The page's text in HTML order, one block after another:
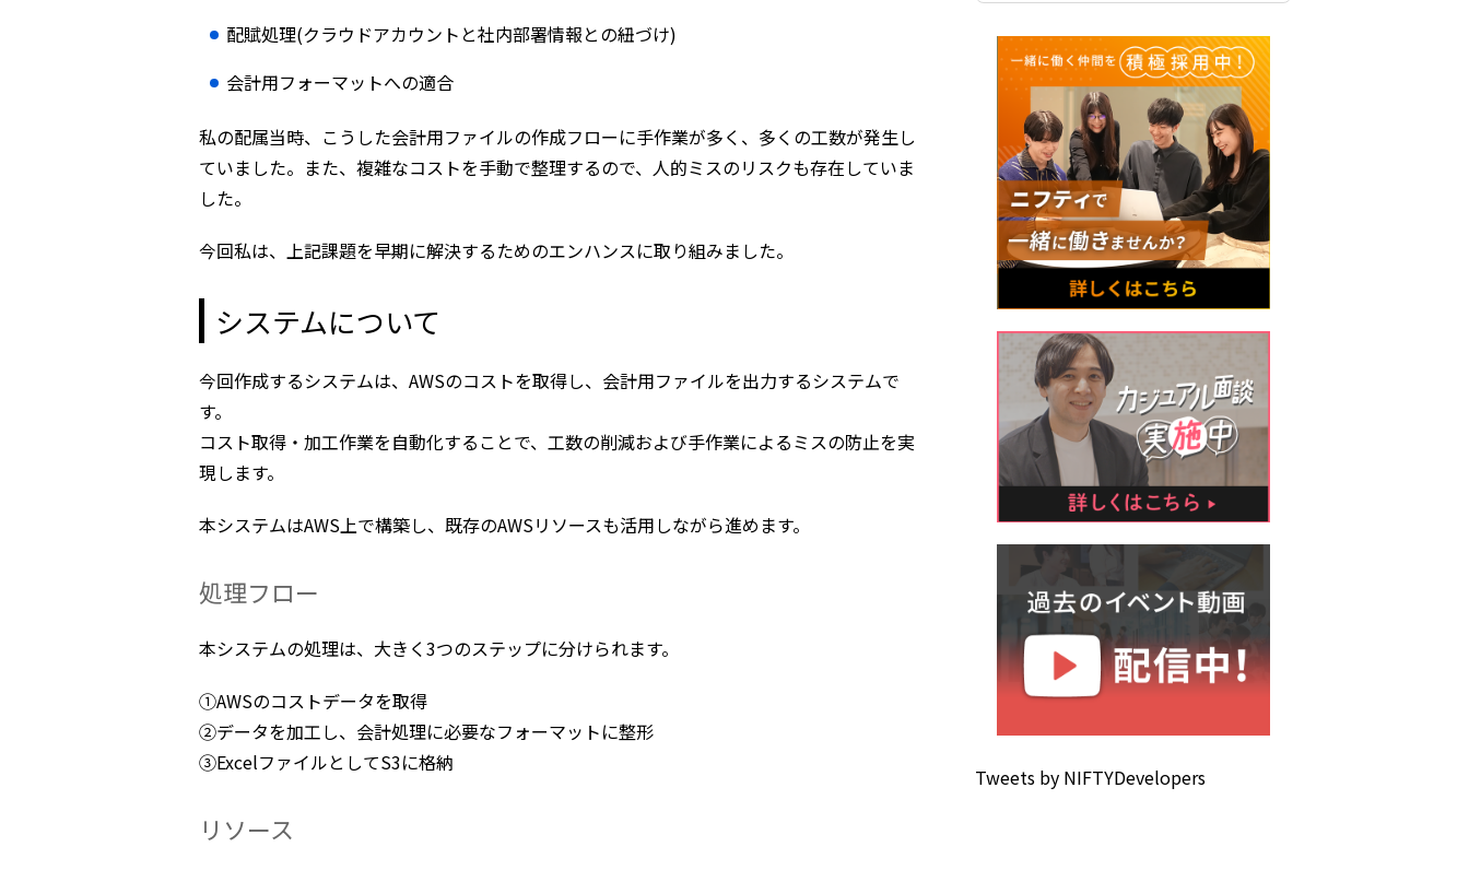
配賦処理(クラウドアカウントと社内部署情報との紐づけ)
会計用フォーマットへの適合
私の配属当時、こうした会計用ファイルの作成フローに手作業が多く、多くの工数が発生し
ていました。また、複雑なコストを手動で整理するので、人的ミスのリスクも存在していま
した。
今回私は、上記課題を早期に解決するためのエンハンスに取り組みました。
システムについて
今回作成するシステムは、AWSのコストを取得し、会計用ファイルを出力するシステムで
す。
コスト取得・加工作業を自動化することで、工数の削減および手作業によるミスの防止を実
現します。
本システムはAWS上で構築し、既存のAWSリソースも活用しながら進めます。
処理フロー
本システムの処理は、大きく3つのステップに分けられます。
①AWSのコストデータを取得
②データを加工し、会計処理に必要なフォーマットに整形
③ExcelファイルとしてS3に格納
リソース
Tweets by NIFTYDevelopers